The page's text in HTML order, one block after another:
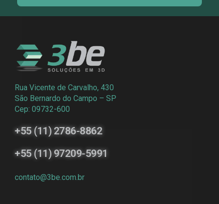
Rua Vicente de Carvalho, 430
São Bernardo do Campo – SP
Cep: 09732-600
+55 (11) 2786-8862
+55 (11) 97209-5991
contato@3be.com.br